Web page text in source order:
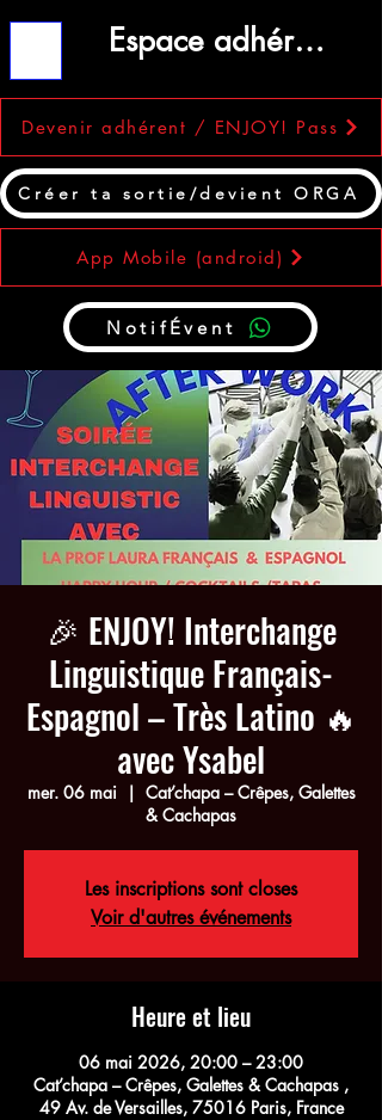
Devenir adhérent / ENJOY! Pass
Créer ta sortie/devient ORGA
Espace adhérent
NotifÉvent
App Mobile (android)
🎉 ENJOY! Interchange
Linguistique Français-
Espagnol – Très Latino 🔥
avec Ysabel
mer. 06 mai
  |
Cat’chapa – Crêpes, Galettes
& Cachapas
Les inscriptions sont closes
Voir d'autres événements
Heure et lieu
06 mai 2026, 20:00 – 23:00
Cat’chapa – Crêpes, Galettes & Cachapas ,
49 Av. de Versailles, 75016 Paris, France